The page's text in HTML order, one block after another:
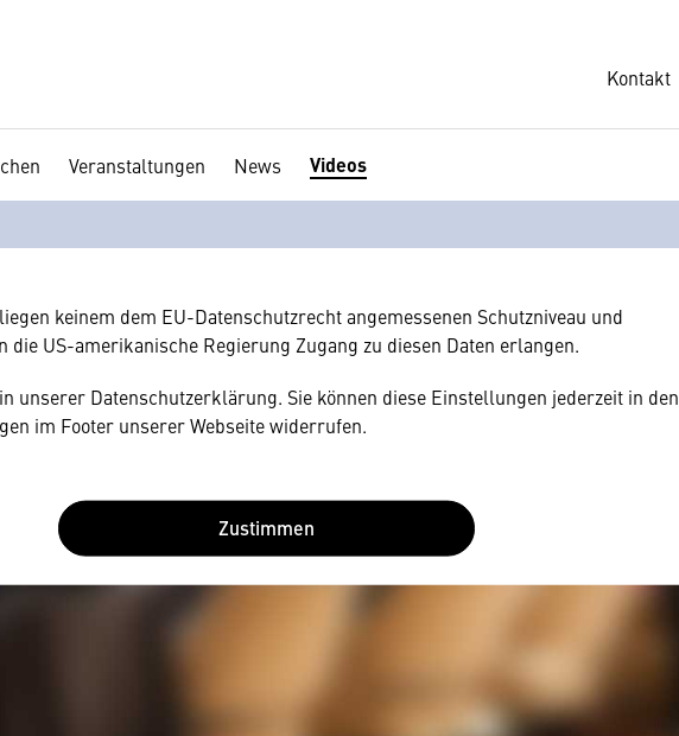
Kontakt
Veranstaltungen News Videos
Ihre Zustimmung
keinem dem EU-Datenschutzrecht angemessenen Schutzniveau und
die US-amerikanische Regierung Zugang zu diesen Daten erlangen.
unserer Datenschutzerklärung. Sie können diese Einstellungen jederzeit in den
im Footer unserer Webseite widerrufen.
Zustimmen